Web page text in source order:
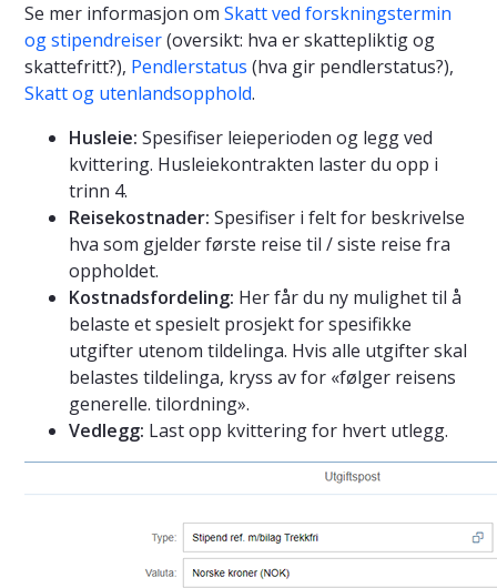
Se mer informasjon om Skatt ved forskningstermin
og stipendreiser(oversikt: hva er skattepliktig og
skattefritt?), Pendlerstatus (hva gir pendlerstatus?),
Skatt og utenlandsopphold.
Husleie: Spesifiser leieperioden og legg ved
kvittering. Husleiekontrakten laster du opp i
trinn 4.
Reisekostnader: Spesifiser i felt for beskrivelse
hva som gjelder første reise til / siste reise fra
oppholdet.
Kostnadsfordeling: Her får du ny mulighet til å
belaste et spesielt prosjekt for spesifikke
utgifter utenom tildelinga. Hvis alle utgifter skal
belastes tildelinga, kryss av for «følger reisens
generelle. tilordning».
Vedlegg: Last opp kvittering for hvert utlegg.